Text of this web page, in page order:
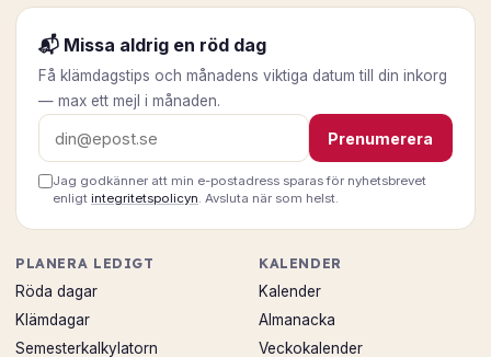
📬 Missa aldrig en röd dag
Få klämdagstips och månadens viktiga datum till din inkorg
— max ett mejl i månaden.
E-postadress Prenumerera
Jag godkänner att min e-postadress sparas för nyhetsbrevet
enligt integritetspolicyn. Avsluta när som helst.
PLANERA LEDIGT
Röda dagar
Klämdagar
Semesterkalkylatorn
KALENDER
Kalender
Almanacka
Veckokalender